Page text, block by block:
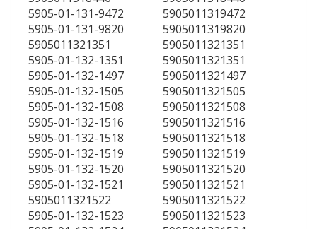
5905-01-131-9472
5905011319472
5905-01-131-9820
5905011319820
5905011321351
5905011321351
5905-01-132-1351
5905011321351
5905-01-132-1497
5905011321497
5905-01-132-1505
5905011321505
5905-01-132-1508
5905011321508
5905-01-132-1516
5905011321516
5905-01-132-1518
5905011321518
5905-01-132-1519
5905011321519
5905-01-132-1520
5905011321520
5905-01-132-1521
5905011321521
5905011321522
5905011321522
5905-01-132-1523
5905011321523